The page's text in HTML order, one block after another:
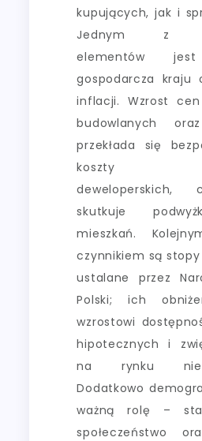
kupujących, jak i
Jednym z
elementów
gospodarcza kraju
inflacji. Wzrost
budowlanych
przekłada się
koszty
skutkuje
mieszkań.
czynnikiem są
ustalane przez
Polski; ich
wzrostowi
hipotecznych i
na rynku
Dodatkowo
ważną rolę –
społeczeństwo